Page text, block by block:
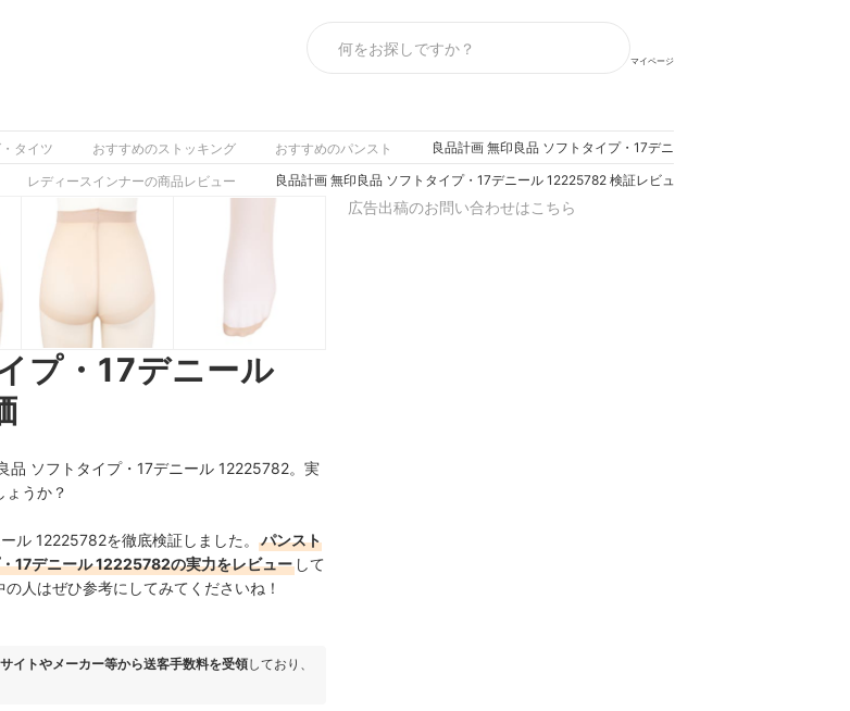
マイページ
タイツ おすすめのストッキング おすすめのパンスト 良品計画 無印良品 ソフトタイプ・17デニール 12225782 検証レビュー
レディースインナーの商品レビュー 良品計画 無印良品 ソフトタイプ・17デニール 12225782 検証レビュー評価
プ・17デニール
品 ソフトタイプ・17デニール 12225782。実
うか？
ル 12225782を徹底検証しました。
パンスト
17デニール 12225782の実力をレビュー して
人はぜひ参考にしてみてくださいね！
イトやメーカー等から送客手数料を受領しており、
広告出稿のお問い合わせはこちら